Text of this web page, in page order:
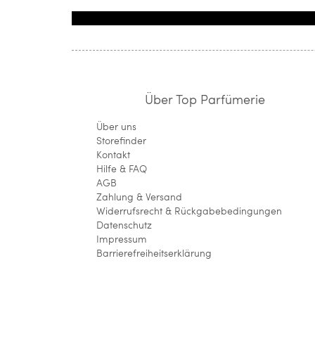
Über Top Parfümerie
Über uns
Storefinder
Kontakt
Hilfe & FAQ
AGB
Zahlung & Versand
Widerrufsrecht & Rückgabebedingungen
Datenschutz
Impressum
Barrierefreiheitserklärung